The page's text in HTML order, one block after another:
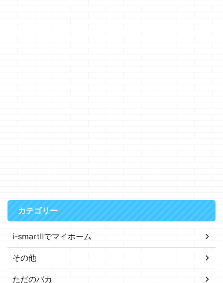
カテゴリー
i-smartⅡでマイホーム
その他
ただのバカ